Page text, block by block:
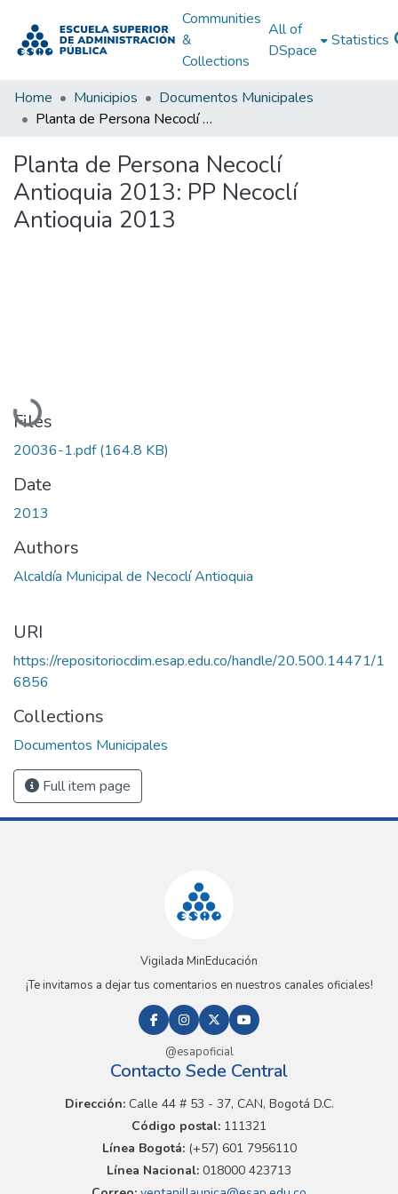
Communities
&
Collections
All of
DSpace
Statistics
Home Municipios
Documentos Municipales
Planta de Persona Necoclí Antioquia 2013: PP Necoclí Antioquia 2013
Planta de Persona Necoclí
Antioquia 2013: PP Necoclí
Antioquia 2013
Loading...
Files
20036-1.pdf(164.8 KB)
Date
2013
Authors
Alcaldía Municipal de Necoclí Antioquia
URI
https://repositoriocdim.esap.edu.co/handle/20.500.14471/1
6856
Collections
Documentos Municipales
Full item page
Vigilada MinEducación
¡Te invitamos a dejar tus comentarios en nuestros canales oficiales!
@esapoficial
Contacto Sede Central
Dirección:Calle 44 # 53 - 37, CAN, Bogotá D.C.
Código postal: 111321
Línea Bogotá:(+57) 601 7956110
Línea Nacional: 018000 423713